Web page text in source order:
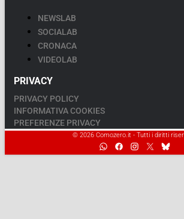
NEWSLAB
SOCIALAB
CRONACA
VIDEOLAB
PRIVACY
PRIVACY POLICY
INFORMATIVA COOKIES
PREFERENZE PRIVACY
© 2026 Comozero.it - Tutti i diritti